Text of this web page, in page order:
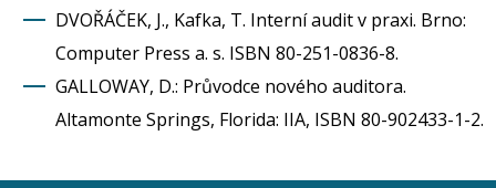
DVOŘÁČEK, J., Kafka, T. Interní audit v praxi. Brno:
Computer Press a. s. ISBN 80-251-0836-8.
GALLOWAY, D.: Průvodce nového auditora.
Altamonte Springs, Florida: IIA, ISBN 80-902433-1-2.